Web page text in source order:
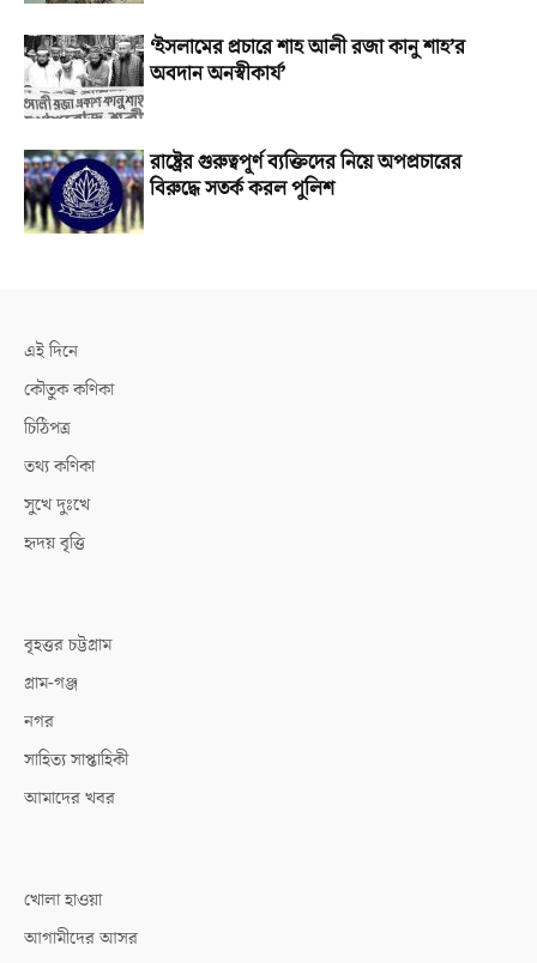
‘ইসলামের প্রচারে শাহ আলী রজা কানু শাহ’র
অবদান অনস্বীকার্য’
রাষ্ট্রের গুরুত্বপূর্ণ ব্যক্তিদের নিয়ে অপপ্রচারের
বিরুদ্ধে সতর্ক করল পুলিশ
এই দিনে
কৌতুক কণিকা
চিঠিপত্র
তথ্য কণিকা
সুখে দুঃখে
হৃদয় বৃত্তি
বৃহত্তর চট্টগ্রাম
গ্রাম-গঞ্জ
নগর
সাহিত্য সাপ্তাহিকী
আমাদের খবর
খোলা হাওয়া
আগামীদের আসর